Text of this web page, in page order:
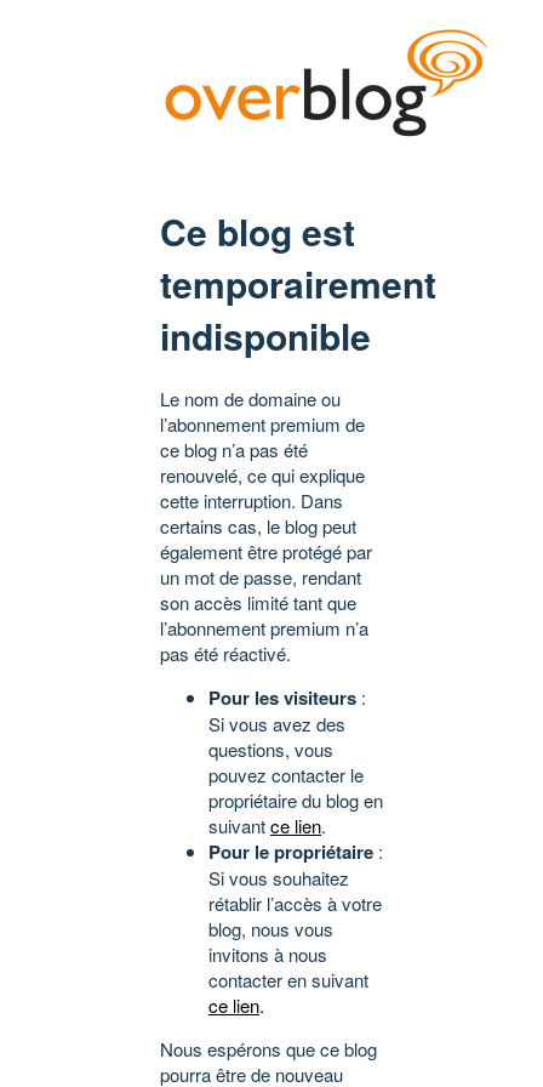
Ce blog est
temporairement
indisponible
Le nom de domaine ou
l’abonnement premium de
ce blog n’a pas été
renouvelé, ce qui explique
cette interruption. Dans
certains cas, le blog peut
également être protégé par
un mot de passe, rendant
son accès limité tant que
l’abonnement premium n’a
pas été réactivé.
Pour les visiteurs :
Si vous avez des
questions, vous
pouvez contacter le
propriétaire du blog en
suivantce lien.
Pour le propriétaire :
Si vous souhaitez
rétablir l’accès à votre
blog, nous vous
invitons à nous
contacter en suivant
ce lien.
Nous espérons que ce blog
pourra être de nouveau